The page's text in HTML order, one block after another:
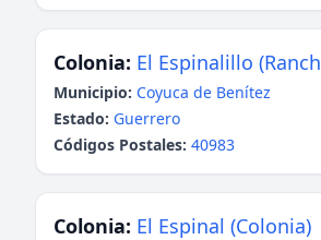
Colonia: El Espinalillo
Municipio: Coyuca de Benítez
Estado: Guerrero
Códigos Postales: 40983
Colonia: El Espinal (Colonia)